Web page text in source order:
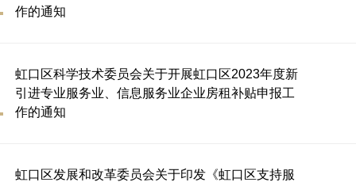
作的通知
虹口区科学技术委员会关于开展虹口区2023年度新
引进专业服务业、信息服务业企业房租补贴申报工
作的通知
虹口区发展和改革委员会关于印发《虹口区支持服